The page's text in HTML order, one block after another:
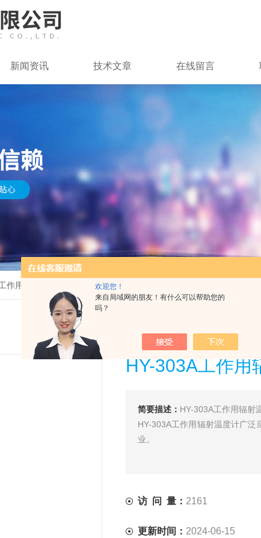
欢迎您！
来自局域网的朋友！有什么可以帮助您的
吗？
新闻资讯 技术文章 在线留言
作用辐射温度计厂家
HY-303A工作用
简要描述： HY-303A工作用辐射
HY-303A工作用辐射温度计广
业。
访 问 量： 2161
更新时间： 2024-06-15